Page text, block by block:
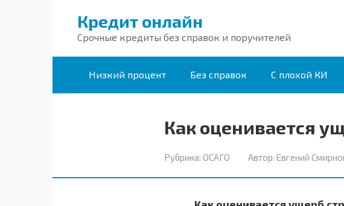
Кредит онлайн
Срочные кредиты без справок и поручителей
Низкий процент Без справок С плохой КИ
Как оценивается
Рубрика: ОСАГО Автор: Евгений